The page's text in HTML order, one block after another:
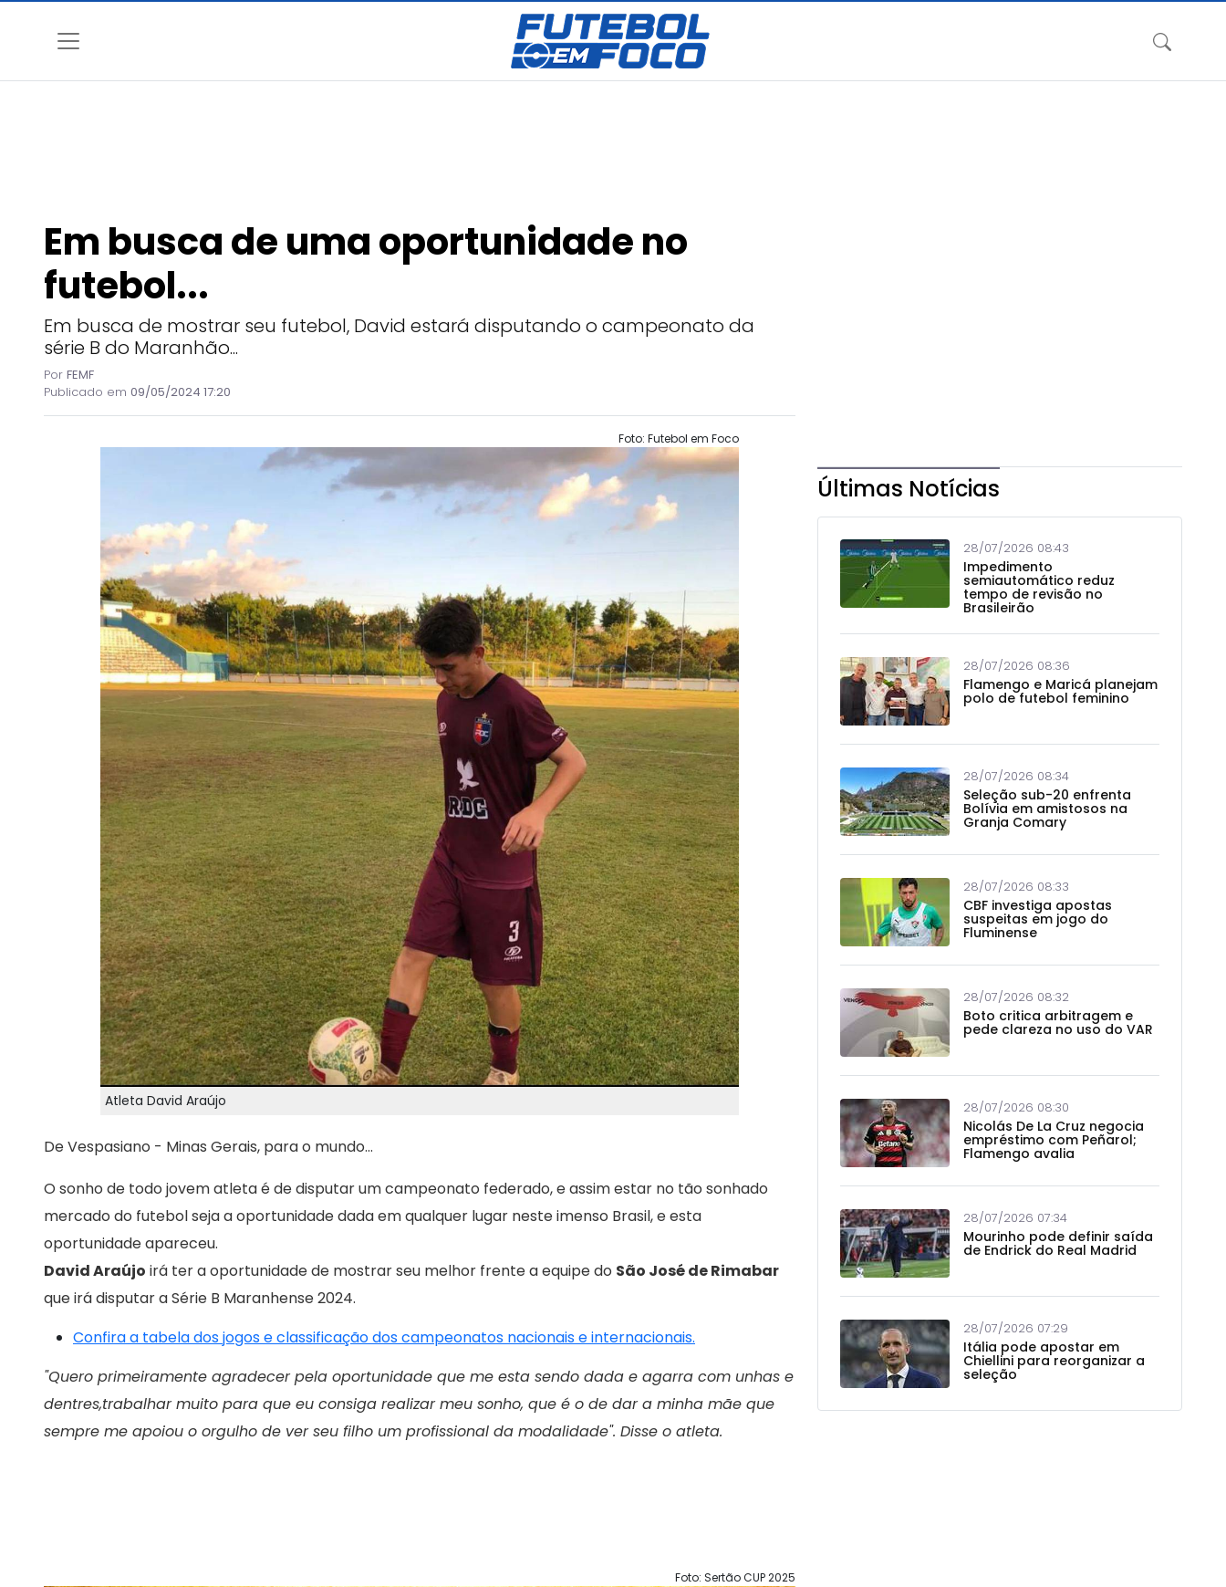
Em busca de uma oportunidade no
futebol...
Em busca de mostrar seu futebol, David estará disputando o campeonato da
série B do Maranhão...
Por FEMF
Publicado em 09/05/2024 17:20
Foto: Futebol em Foco
Atleta David Araújo
De Vespasiano - Minas Gerais, para o mundo...
O sonho de todo jovem atleta é de disputar um campeonato federado, e assim estar no tão sonhado
mercado do futebol seja a oportunidade dada em qualquer lugar neste imenso Brasil, e esta
oportunidade apareceu.
David Araújo irá ter a oportunidade de mostrar seu melhor frente a equipe do São José de Rimabar
que irá disputar a Série B Maranhense 2024.
Confira a tabela dos jogos e classificação dos campeonatos nacionais e internacionais.
"Quero primeiramente agradecer pela oportunidade que me esta sendo dada e agarra com unhas e
dentres,trabalhar muito para que eu consiga realizar meu sonho, que é o de dar a minha mãe que
sempre me apoiou o orgulho de ver seu filho um profissional da modalidade". Disse o atleta.
Foto: Sertão CUP 2025
Últimas Notícias
28/07/2026 08:43
Impedimento
semiautomático reduz
tempo de revisão no
Brasileirão
28/07/2026 08:36
Flamengo e Maricá planejam
polo de futebol feminino
28/07/2026 08:34
Seleção sub-20 enfrenta
Bolívia em amistosos na
Granja Comary
28/07/2026 08:33
CBF investiga apostas
suspeitas em jogo do
Fluminense
28/07/2026 08:32
Boto critica arbitragem e
pede clareza no uso do VAR
28/07/2026 08:30
Nicolás De La Cruz negocia
empréstimo com Peñarol;
Flamengo avalia
28/07/2026 07:34
Mourinho pode definir saída
de Endrick do Real Madrid
28/07/2026 07:29
Itália pode apostar em
Chiellini para reorganizar a
seleção